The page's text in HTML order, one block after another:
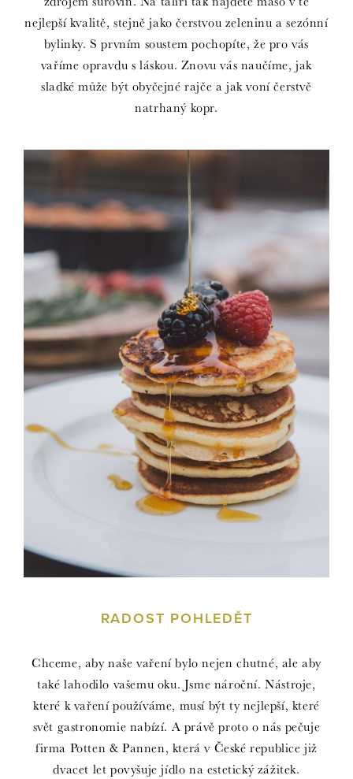
nejlepší kvalitě, stejně jako čerstvou zeleninu a sezónní
bylinky. S prvním soustem pochopíte, že pro vás
vaříme opravdu s láskou. Znovu vás naučíme, jak
sladké může být obyčejné rajče a jak voní čerstvě
natrhaný kopr.
RADOST POHLEDĚT
Chceme, aby naše vaření bylo nejen chutné, ale aby
také lahodilo vašemu oku. Jsme nároční. Nástroje,
které k vaření používáme, musí být ty nejlepší, které
svět gastronomie nabízí. A právě proto o nás pečuje
firma Potten & Pannen, která v České republice již
dvacet let povyšuje jídlo na estetický zážitek.